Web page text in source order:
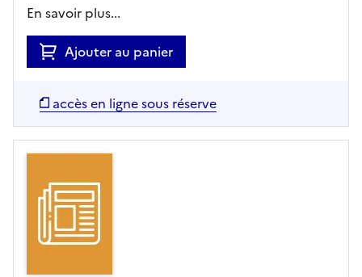
En savoir plus...
Ajouter au panier
accès en ligne sous réserve